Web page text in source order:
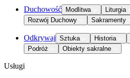
Duchowość Modlitwa Liturgia
Rozwój Duchowy
Sakramenty
Odkrywaj Sztuka Historia
Podróż
Obiekty sakralne
Usługi